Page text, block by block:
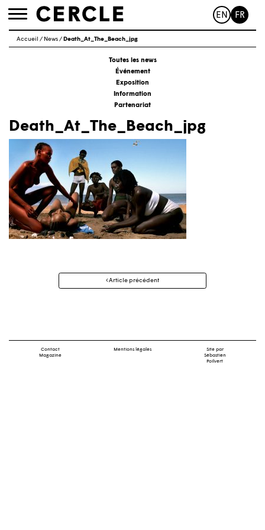
Toggle
EN FR
Accueil / News/ Death_At_The_Beach_jpg
Toutes les news
Événement
Exposition
Information
Partenariat
Death_At_The_Beach_jpg
Navigation
Article précédent
Contact
Magazine
Mentions légales
Site par
Sébastien
Poilvert